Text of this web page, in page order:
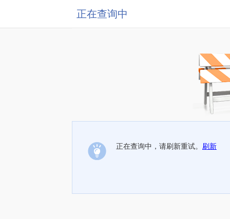
正在查询中
正在查询中，请刷新重试。 刷新